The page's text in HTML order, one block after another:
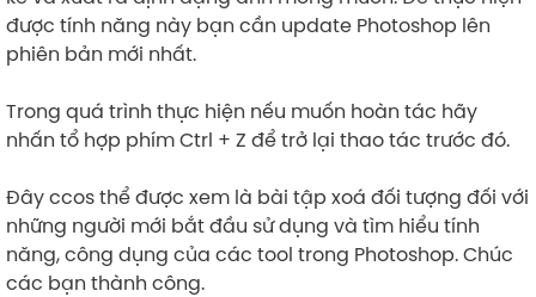
được tính năng này bạn cần update Photoshop lên
phiên bản mới nhất.
Trong quá trình thực hiện nếu muốn hoàn tác hãy
nhấn tổ hợp phím Ctrl + Z để trở lại thao tác trước đó.
Đây ccos thể được xem là bài tập xoá đối tượng đối với
những người mới bắt đầu sử dụng và tìm hiểu tính
năng, công dụng của các tool trong Photoshop. Chúc
các bạn thành công.